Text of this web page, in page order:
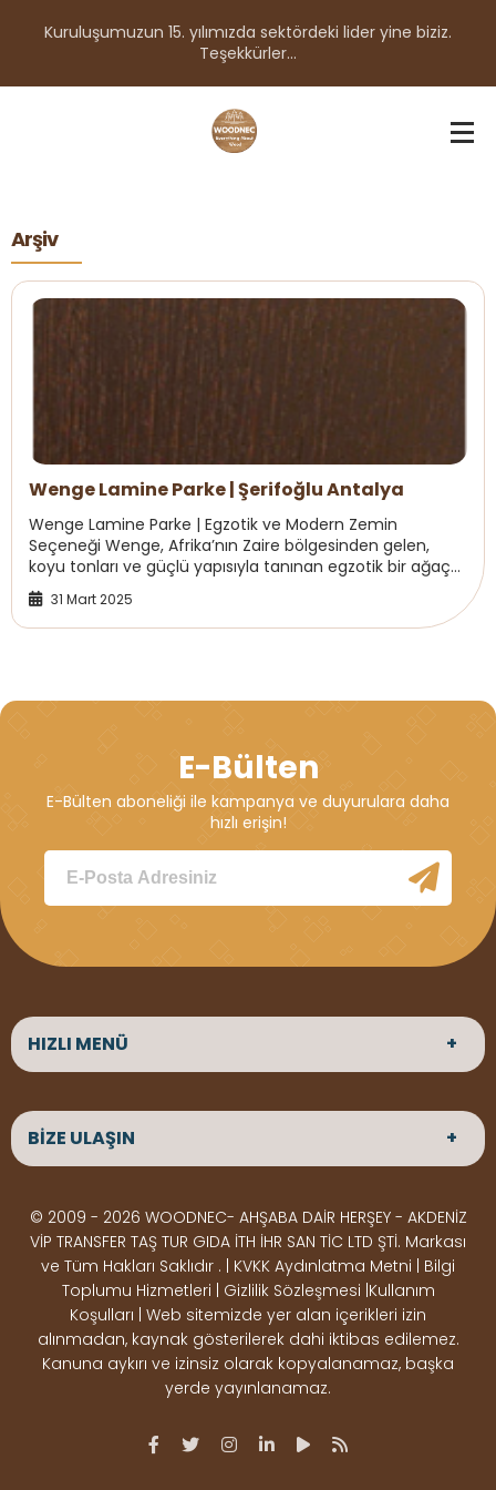
Kuruluşumuzun 15. yılımızda sektördeki lider yine biziz.
Teşekkürler...
Arşiv
Wenge Lamine Parke | Şerifoğlu Antalya
Wenge Lamine Parke | Egzotik ve Modern Zemin
Seçeneği Wenge, Afrika’nın Zaire bölgesinden gelen,
koyu tonları ve güçlü yapısıyla tanınan egzotik bir ağaç
türüdür. Sertlik derecesi 5 olan Wenge, özelli...
31 Mart 2025
E-Bülten
E-Bülten aboneliği ile kampanya ve duyurulara daha
hızlı erişin!
HIZLI MENÜ
ANASAYFA
HAKKIMIZDA
ÜRÜNLER
Çeşitlerimiz
Çeşitlerimiz
Kereste
Çeşitlerimiz
Ahşap
Pergole
Ürünler
Deck Montaj
Ahşap
Dekorasyon
OSB,
BİZE ULAŞIN
BİZE ULAŞIN
Altınkale mah Osmangazi cad. no 355 Döşemealtı
Antalya
ÇALIŞMA SAATLERİ
Hafta içi : Haftaiçi 09:00 - 18:00
Hafta sonu : Cumartesi 10:00 - 15:00
İLETİŞİM
© 2009 - 2026 WOODNEC- AHŞABA DAİR HERŞEY - AKDENİZ
VİP TRANSFER TAŞ TUR GIDA İTH İHR SAN TİC LTD ŞTİ. Markası
ve Tüm Hakları Saklıdır . | KVKK Aydınlatma Metni | Bilgi
Toplumu Hizmetleri | Gizlilik Sözleşmesi |Kullanım
Koşulları | Web sitemizde yer alan içerikleri izin
alınmadan, kaynak gösterilerek dahi iktibas edilemez.
Kanuna aykırı ve izinsiz olarak kopyalanamaz, başka
yerde yayınlanamaz.